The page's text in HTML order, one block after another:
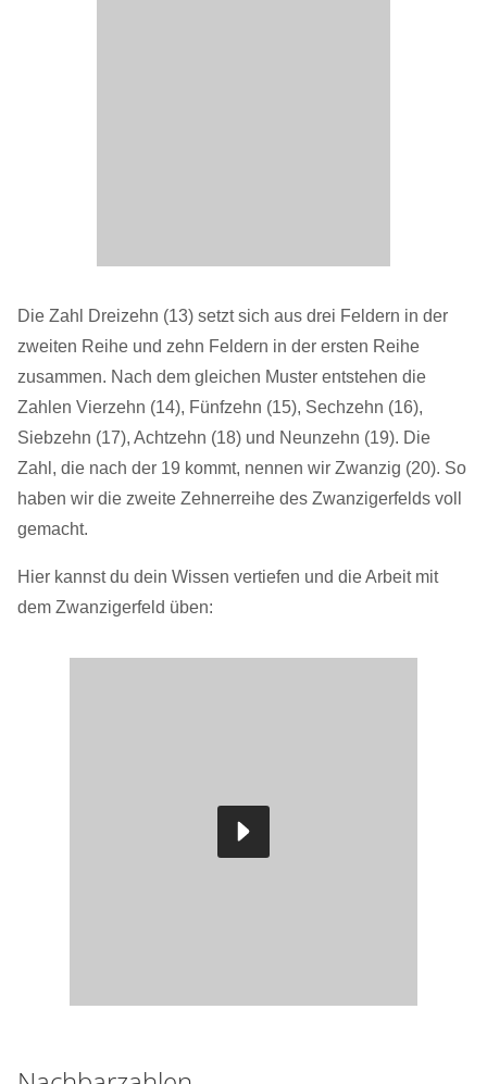
Die Zahl Dreizehn (13) setzt sich aus drei Feldern in der
zweiten Reihe und zehn Feldern in der ersten Reihe
zusammen. Nach dem gleichen Muster entstehen die
Zahlen Vierzehn (14), Fünfzehn (15), Sechzehn (16),
Siebzehn (17), Achtzehn (18) und Neunzehn (19). Die
Zahl, die nach der 19 kommt, nennen wir Zwanzig (20). So
haben wir die zweite Zehnerreihe des Zwanzigerfelds voll
gemacht.
Hier kannst du dein Wissen vertiefen und die Arbeit mit
dem Zwanzigerfeld üben: